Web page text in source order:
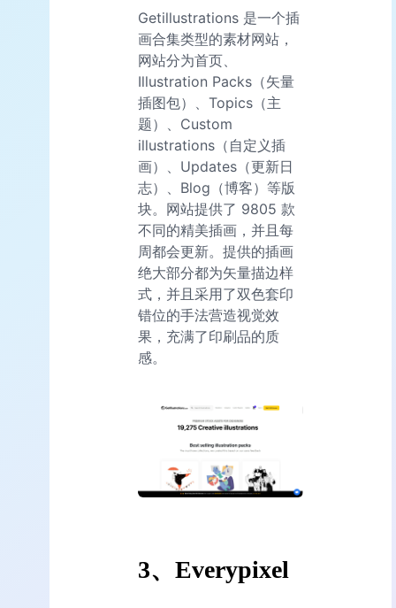
Getillustrations 是一个插
画合集类型的素材网站，
网站分为首页、
Illustration Packs（矢量
插图包）、Topics（主
题）、Custom
illustrations（自定义插
画）、Updates（更新日
志）、Blog（博客）等版
块。网站提供了 9805 款
不同的精美插画，并且每
周都会更新。提供的插画
绝大部分都为矢量描边样
式，并且采用了双色套印
错位的手法营造视觉效
果，充满了印刷品的质
感。
3、Everypixel